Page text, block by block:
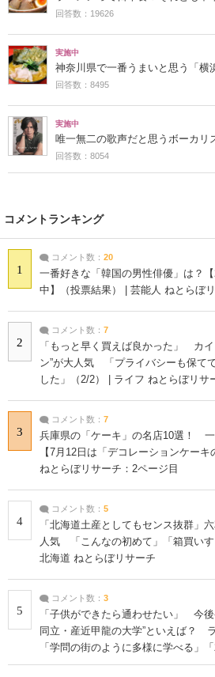
回答数：19626
実施中
神奈川県で一番うまいと思う「横
回答数：8495
実施中
唯一無二の歌声だと思うボーカリ
回答数：8054
コメントランキング
1
コメント数： 20
一番好きな「韓国の男性俳優」は？
中】（投票結果） | 芸能人 ねとらぼ
2
コメント数： 7
「もっと早く買えば良かった」 カ
ン”が大人気 「プライバシーも保て
した」（2/2） | ライフ ねとらぼリサ
3
コメント数： 7
兵庫県の「ケーキ」の名店10選！
【7月12日は「デコレーションケー
ねとらぼリサーチ：2ページ目
4
コメント数： 5
「北海道土産としてもセンス抜群」
人気 「こんなの初めて」「箱買いす
北海道 ねとらぼリサーチ
5
コメント数： 3
「子供ができたら通わせたい」 今
同立・産近甲龍の大学”といえば？
「学問の街のように多様に学べる」
| 大学 ねとらぼリサーチ